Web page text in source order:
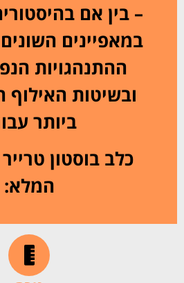
– בין אם
במאפיינים
ההתנהגויות
ובשיטות האילוף
ביותר
כלב בוסטון
המלא: